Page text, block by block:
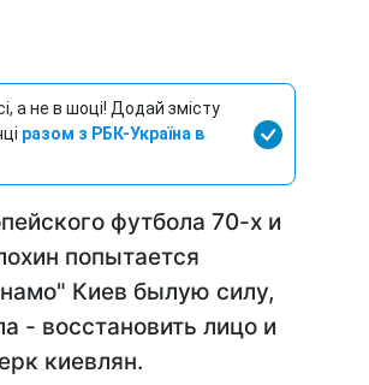
а не в шоці! Додай змісту
разом з РБК-Україна в
футбола 70-х и
попытается
Киев былую силу,
- восстановить лицо и
киевлян.